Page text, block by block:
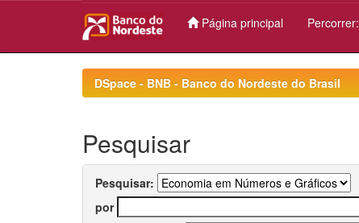
Página principal Percorrer:
DSpace - BNB - Banco do Nordeste do Brasil
Pesquisar
Pesquisar:
por